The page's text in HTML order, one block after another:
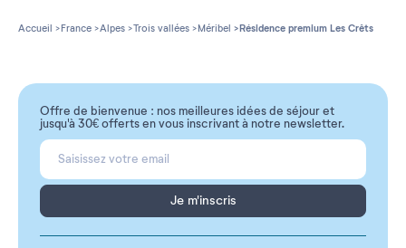
Accueil France Alpes Trois vallées Méribel Résidence premium Les Crêts
Offre de bienvenue : nos meilleures idées de séjour et
jusqu'à 30€ offerts en vous inscrivant à notre newsletter.
Je m'inscris